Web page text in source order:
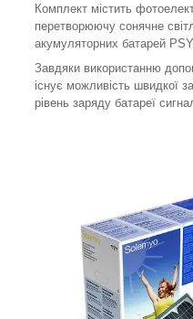
Комплект містить
перетворюючу сонячне
акумуляторних батарей
Завдяки використанню
існує можливість швидкої
рівень заряду батареї